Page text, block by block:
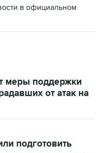
в официальном
меры поддержки
от атак на
подготовить